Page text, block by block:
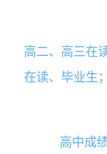
高二、高三在
在读、毕业生
高中成